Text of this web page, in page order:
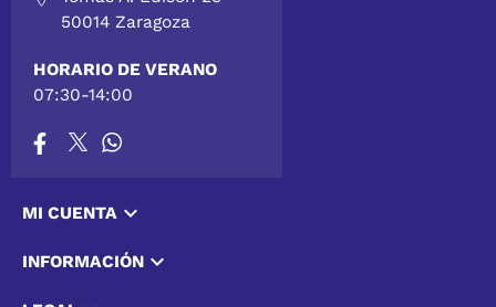
50014 Zaragoza
HORARIO DE VERANO
07:30-14:00
MI CUENTA 
INFORMACIÓN 